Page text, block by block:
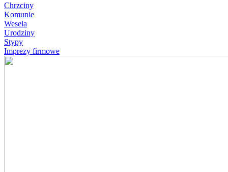
Chrzciny
Komunie
Wesela
Urodziny
Stypy
Imprezy firmowe